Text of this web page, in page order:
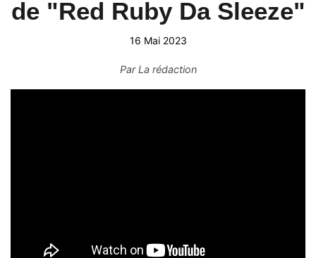
de "Red Ruby Da Sleeze"
16 Mai 2023
ParLa rédaction